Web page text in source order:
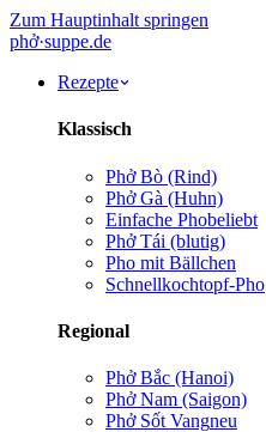
Zum Hauptinhalt springen
phở·suppe.de
Rezepte
Klassisch
Phở Bò (Rind)
Phở Gà (Huhn)
Einfache Phobeliebt
Phở Tái (blutig)
Pho mit Bällchen
Schnellkochtopf-Pho
Regional
Phở Bắc (Hanoi)
Phở Nam (Saigon)
Phở Sốt Vangneu